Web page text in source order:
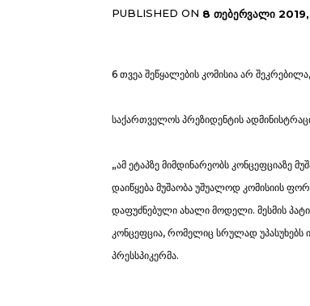
PUBLISHED ON 8 ᲗᲔᲑᲔᲠᲕᲐᲚᲘ
6 თვეა შეწყალების კომისია არ
საქართველოს პრეზიდენტის
„ამ ეტაპზე მიმდინარეობს კონცეფციაზე
დაიწყება მუშაობა უშუალოდ კომისიის
დაფუძნებული ახალი მოდელი. მესმის
კონცეფცია, რომელიც სრულად უპასუხებს
პრესსპიკერმა.